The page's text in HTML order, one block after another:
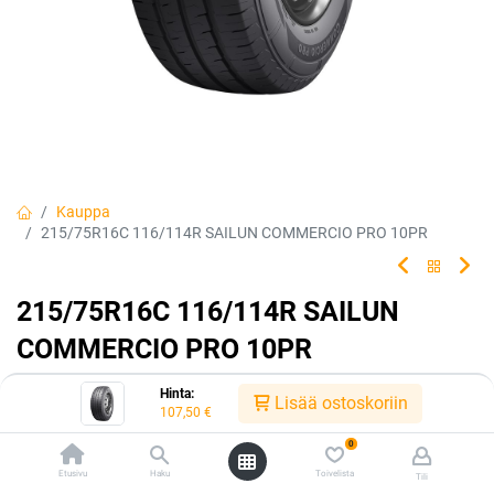
Hinta:
107,50 € Lisää ostoskoriin
Etusivu Haku
0
Toivelista Tili
Kauppa
215/75R16C 116/114R SAILUN COMMERCIO PRO 10PR
215/75R16C 116/114R SAILUN
COMMERCIO PRO 10PR
6922250419071 Tuotekoodi:226474
107,50€/ kpl
Saatavilla